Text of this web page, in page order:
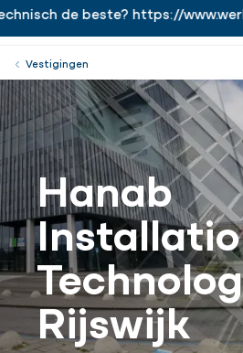
https://
de beste? https://
Vestigingen
Hanab
Rijswijk